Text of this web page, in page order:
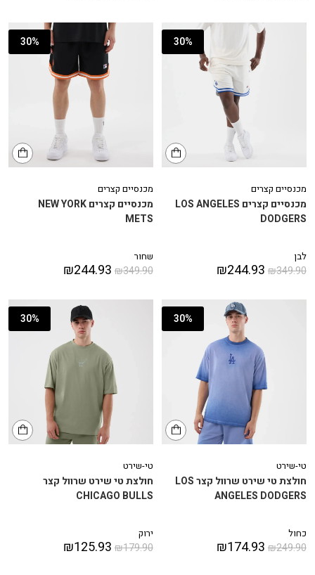
30%
מכנסיים קצרים
מכנסיים קצרים LOS ANGELES
DODGERS
לבן
₪349.90
₪244.93
30%
מכנסיים קצרים
מכנסיים קצרים NEW YORK
METS
שחור
₪349.90
₪244.93
30%
טי-שירט
חולצת טי שירט שרוול קצר LOS
ANGELES DODGERS
כחול
₪249.90
₪174.93
30%
טי-שירט
חולצת טי שירט שרוול קצר
CHICAGO BULLS
ירוק
₪179.90
₪125.93